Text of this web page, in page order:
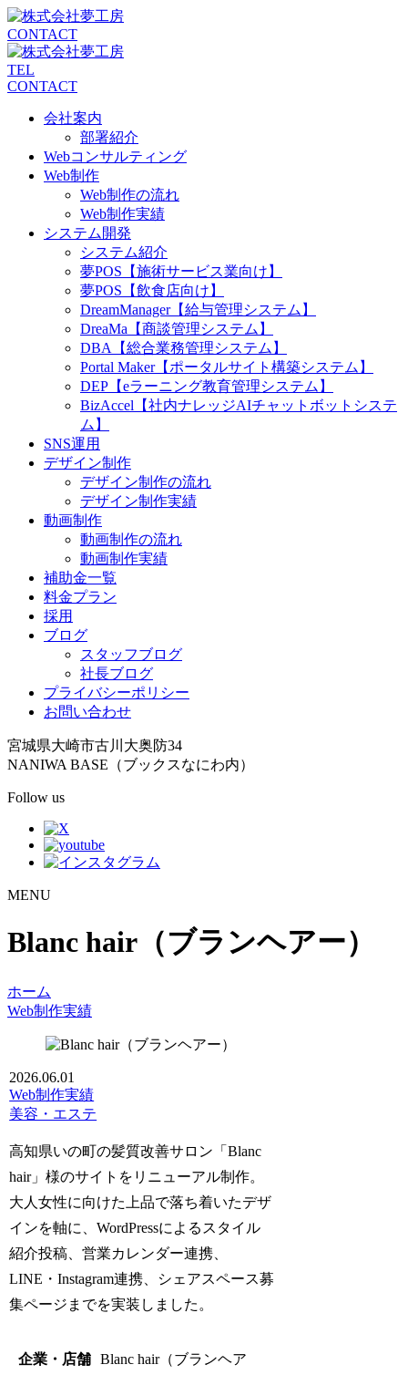
CONTACT
TEL
CONTACT
会社案内
部署紹介
Webコンサルティング
Web制作
Web制作の流れ
Web制作実績
システム開発
システム紹介
夢POS【施術サービス業向け】
夢POS【飲食店向け】
DreamManager【給与管理システム】
DreaMa【商談管理システム】
DBA【総合業務管理システム】
Portal Maker【ポータルサイト構築システム】
DEP【eラーニング教育管理システム】
BizAccel【社内ナレッジAIチャットボットシステ
ム】
SNS運用
デザイン制作
デザイン制作の流れ
デザイン制作実績
動画制作
動画制作の流れ
動画制作実績
補助金一覧
料金プラン
採用
ブログ
スタッフブログ
社長ブログ
プライバシーポリシー
お問い合わせ
宮城県大崎市古川大奥防34
NANIWA BASE（ブックスなにわ内）
Follow us
MENU
Blanc hair（ブランヘアー）
ホーム
Web制作実績
2026.06.01
Web制作実績
美容・エステ
高知県いの町の髪質改善サロン「Blanc
hair」様のサイトをリニューアル制作。
大人女性に向けた上品で落ち着いたデザ
インを軸に、WordPressによるスタイル
紹介投稿、営業カレンダー連携、
LINE・Instagram連携、シェアスペース募
集ページまでを実装しました。
企業・店舗
Blanc hair（ブランヘア